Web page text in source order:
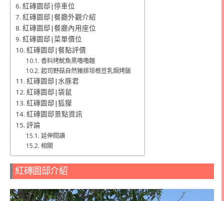
紅磚園邸|停車位
紅磚園邸|餐廳外觀介紹
紅磚園邸|餐廳內用座位
紅磚園邸|菜單價位
紅磚園邸|餐點評價
香料烤魷魚黑嚕嚕麵
起司野菇自然豬排培根豆乳焗烤飯
紅磚園邸|水豚君
紅磚園邸|袋鼠
紅磚園邸|狐獴
紅磚園邸景點資訊
評論
延伸閱讀
相關
紅磚園邸介紹
視